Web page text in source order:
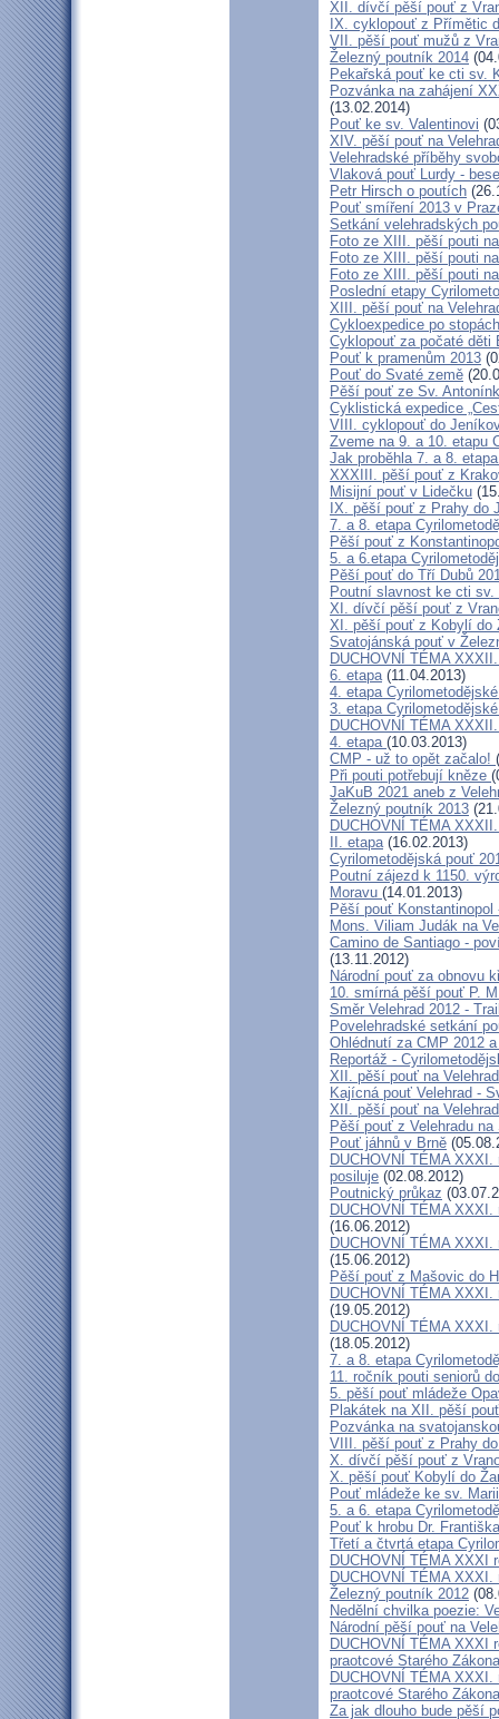
XII. dívčí pěší pouť z
IX. cyklopouť z Přímětic
VII. pěší pouť mužů z
Železný poutník 2014
Pekařská pouť ke cti sv.
Pozvánka na zahájení
(13.02.2014)
Pouť ke sv. Valentinovi
XIV. pěší pouť na
Velehradské příběhy
Vlaková pouť Lurdy -
Petr Hirsch o poutích
Pouť smíření 2013 v
Setkání velehradských
Foto ze XIII. pěší pouti
Foto ze XIII. pěší pouti
Foto ze XIII. pěší pouti
Poslední etapy
XIII. pěší pouť na
Cykloexpedice po
Cyklopouť za počaté děti
Pouť k pramenům 2013
Pouť do Svaté země
Pěší pouť ze Sv.
Cyklistická expedice
VIII. cyklopouť do
Zveme na 9. a 10. etapu
Jak proběhla 7. a 8.
XXXIII. pěší pouť z
Misijní pouť v Lidečku
IX. pěší pouť z Prahy do
7. a 8. etapa
Pěší pouť z
5. a 6.etapa
Pěší pouť do Tří Dubů
Poutní slavnost ke cti sv.
XI. dívčí pěší pouť z
XI. pěší pouť z Kobylí do
Svatojánská pouť v
DUCHOVNÍ TÉMA
6. etapa(11.04.2013)
4. etapa
3. etapa
DUCHOVNÍ TÉMA
4. etapa (10.03.2013)
CMP - už to opět začalo!
Při pouti potřebují kněze
JaKuB 2021 aneb z
Železný poutník 2013
DUCHOVNÍ TÉMA
II. etapa(16.02.2013)
Cyrilometodějská pouť
Poutní zájezd k 1150.
Moravu (14.01.2013)
Pěší pouť Konstantinopol
Mons. Viliam Judák na
Camino de Santiago -
(13.11.2012)
Národní pouť za obnovu
10. smírná pěší pouť P.
Směr Velehrad 2012 -
Povelehradské setkání
Ohlédnutí za CMP 2012
Reportáž -
XII. pěší pouť na
Kajícná pouť Velehrad -
XII. pěší pouť na
Pěší pouť z Velehradu na
Pouť jáhnů v Brně
DUCHOVNÍ TÉMA
posiluje (02.08.2012)
Poutnický průkaz
DUCHOVNÍ TÉMA
(16.06.2012)
DUCHOVNÍ TÉMA
(15.06.2012)
Pěší pouť z Mašovic do
DUCHOVNÍ TÉMA
(19.05.2012)
DUCHOVNÍ TÉMA
(18.05.2012)
7. a 8. etapa
11. ročník pouti seniorů
5. pěší pouť mládeže
Plakátek na XII. pěší
Pozvánka na
VIII. pěší pouť z Prahy
X. dívčí pěší pouť z
X. pěší pouť Kobylí do
Pouť mládeže ke sv.
5. a 6. etapa
Pouť k hrobu Dr.
Třetí a čtvrtá etapa
DUCHOVNÍ TÉMA XXXI
DUCHOVNÍ TÉMA
Železný poutník 2012
Nedělní chvilka poezie:
Národní pěší pouť na
DUCHOVNÍ TÉMA XXXI
praotcové Starého Zákona
DUCHOVNÍ TÉMA
praotcové Starého Zákona
Za jak dlouho bude pěší